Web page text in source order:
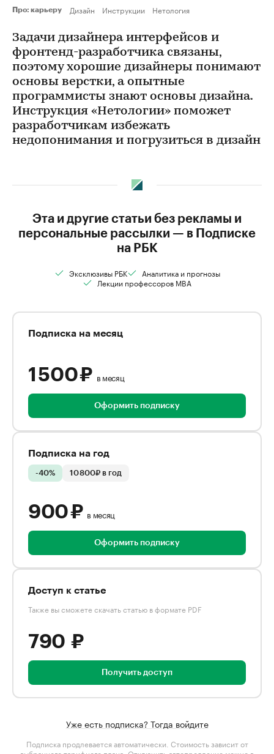
Про: карьеру Дизайн Инструкции Нетология
Задачи дизайнера интерфейсов и
фронтенд-разработчика связаны,
поэтому хорошие дизайнеры понимают
основы верстки, а опытные
программисты знают основы дизайна.
Инструкция «Нетологии» поможет
разработчикам избежать
недопонимания и погрузиться в дизайн
Эта и другие статьи без рекламы и
персональные рассылки — в Подписке
на РБК
Эксклюзивы РБК
Аналитика и прогнозы
Лекции профессоров MBA
Подписка на месяц
1 500 ₽ в месяц
Оформить подписку
Подписка на год
-40% 10 800₽ в год
900 ₽ в месяц
Оформить подписку
Доступ к статье
Также вы сможете скачать статью в формате PDF
790 ₽
Получить доступ
Уже есть подписка? Тогда войдите
Подписка продлевается автоматически. Стоимость зависит от